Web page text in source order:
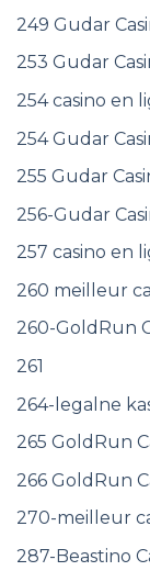
249 Gudar
253 Gudar
254 casino en
254 Gudar
255 Gudar
256-Gudar
257 casino en
260 meilleur
260-GoldRun
261
264-legalne
265 GoldRun
266 GoldRun
270-meilleur
287-Beastino